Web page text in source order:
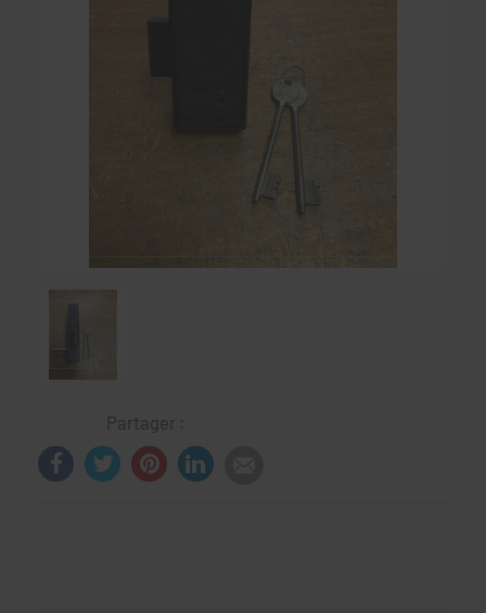
Partager :